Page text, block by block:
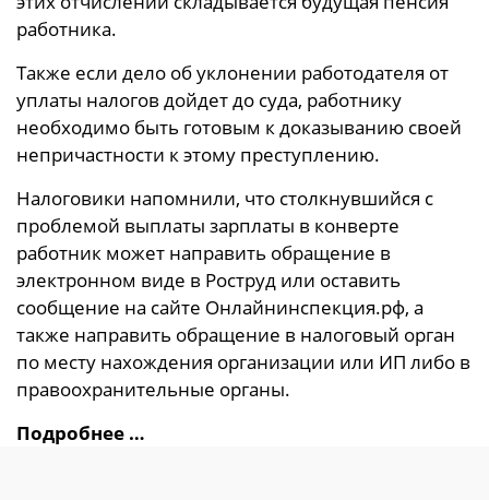
работника.
Также если дело об уклонении работодателя от
уплаты налогов дойдет до суда, работнику
необходимо быть готовым к доказыванию своей
непричастности к этому преступлению.
Налоговики напомнили, что столкнувшийся с
проблемой выплаты зарплаты в конверте
работник может направить обращение в
электронном виде в Роструд или оставить
сообщение на сайте Онлайнинспекция.рф, а
также направить обращение в налоговый орган
по месту нахождения организации или ИП либо в
правоохранительные органы.
Подробнее …